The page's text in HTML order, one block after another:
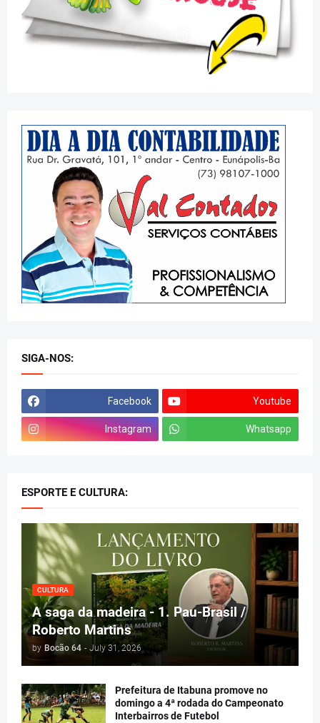
SIGA-NOS:
Facebook Youtube
Instagram Whatsapp
ESPORTE E CULTURA:
CULTURA
A saga da madeira - 1. Pau-Brasil /
Roberto Martins
by Bocão 64 - July 31, 2026
Prefeitura de Itabuna promove no
domingo a 4ª rodada do Campeonato
Interbairros de Futebol